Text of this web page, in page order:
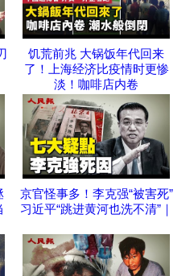
饥荒前兆 大锅饭年代回来
了！上海经济比疫情时更惨
淡！咖啡店内卷
京官怪事多！李克强“被害死”
习近平“跳进黄河也洗不清”｜